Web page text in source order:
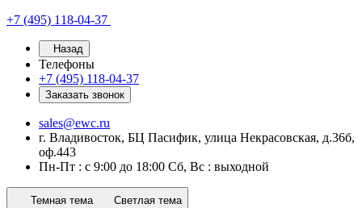
+7 (495) 118-04-37
Назад
Телефоны
+7 (495) 118-04-37
Заказать звонок
sales@ewc.ru
г. Владивосток, БЦ Пасифик, улица Некрасовская, д.36б,
оф.443
Пн-Пт : с 9:00 до 18:00 Сб, Вс : выходной
Темная тема Светлая тема